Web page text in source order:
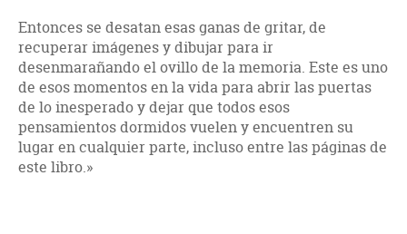
Entonces se desatan esas ganas de gritar, de
recuperar imágenes y dibujar para ir
desenmarañando el ovillo de la memoria. Este es uno
de esos momentos en la vida para abrir las puertas
de lo inesperado y dejar que todos esos
pensamientos dormidos vuelen y encuentren su
lugar en cualquier parte, incluso entre las páginas de
este libro.»